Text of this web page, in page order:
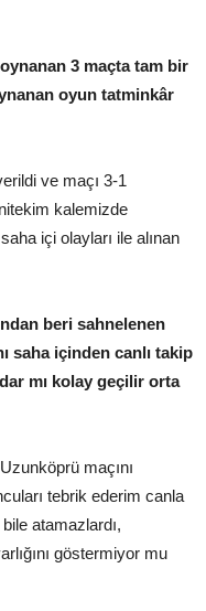
3 maçta tam bir
oyun tatminkâr
ve maçı 3-1
kalemizde
içi olayları ile alınan
beri sahnelenen
saha içinden canlı takip
mı kolay geçilir orta
maçını
tebrik ederim canla
atamazlardı,
göstermiyor mu